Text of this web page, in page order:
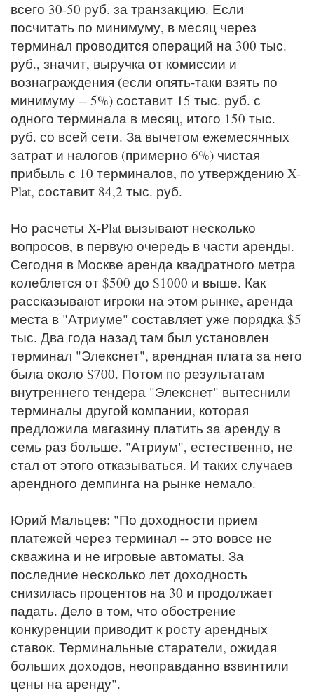
всего 30-50 руб. за транзакцию. Если
посчитать по минимуму, в месяц через
терминал проводится операций на 300 тыс.
руб., значит, выручка от комиссии и
вознаграждения (если опять-таки взять по
минимуму -- 5%) составит 15 тыс. руб. с
одного терминала в месяц, итого 150 тыс.
руб. со всей сети. За вычетом ежемесячных
затрат и налогов (примерно 6%) чистая
прибыль с 10 терминалов, по утверждению X-
Plat, составит 84,2 тыс. руб.
Но расчеты X-Plat вызывают несколько
вопросов, в первую очередь в части аренды.
Сегодня в Москве аренда квадратного метра
колеблется от $500 до $1000 и выше. Как
рассказывают игроки на этом рынке, аренда
места в "Атриуме" составляет уже порядка $5
тыс. Два года назад там был установлен
терминал "Элекснет", арендная плата за него
была около $700. Потом по результатам
внутреннего тендера "Элекснет" вытеснили
терминалы другой компании, которая
предложила магазину платить за аренду в
семь раз больше. "Атриум", естественно, не
стал от этого отказываться. И таких случаев
арендного демпинга на рынке немало.
Юрий Мальцев: "По доходности прием
платежей через терминал -- это вовсе не
скважина и не игровые автоматы. За
последние несколько лет доходность
снизилась процентов на 30 и продолжает
падать. Дело в том, что обострение
конкуренции приводит к росту арендных
ставок. Терминальные старатели, ожидая
больших доходов, неоправданно взвинтили
цены на аренду".